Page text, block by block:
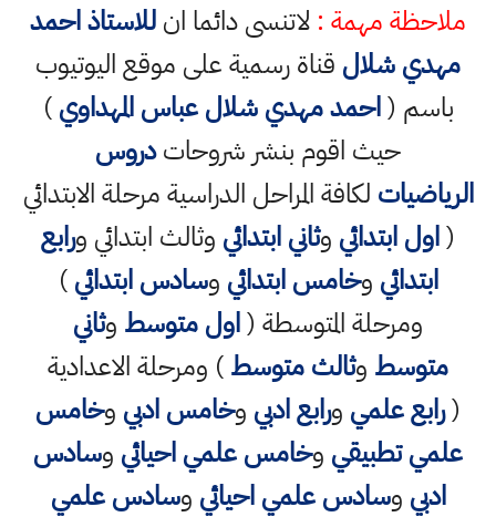
ملاحظة مهمة : لاتنسى دائما انللاستاذ احمد
مهدي شلال قناة رسمية على موقع اليوتيوب
باسم (احمد مهدي شلال عباس المهداوي)
حيث اقوم بنشر شروحاتدروس
الرياضيات لكافة المراحل الدراسية مرحلة الابتدائي
(اول ابتدائي وثاني ابتدائي وثالث ابتدائي ورابع
ابتدائي وخامس ابتدائي وسادس ابتدائي)
ومرحلة المتوسطة (اول متوسط وثاني
متوسط وثالث متوسط) ومرحلة الاعدادية
(رابع علمي ورابع ادبي وخامس ادبي وخامس
علمي تطبيقي وخامس علمي احيائي وسادس
ادبي وسادس علمي احيائي وسادس علمي